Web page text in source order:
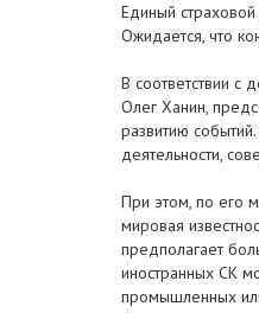
Единый
Ожидается, что
В соответствии с
Олег Ханин,
развитию
деятельности,
При этом, по его
мировая
предполагает
иностранных СК
промышленных